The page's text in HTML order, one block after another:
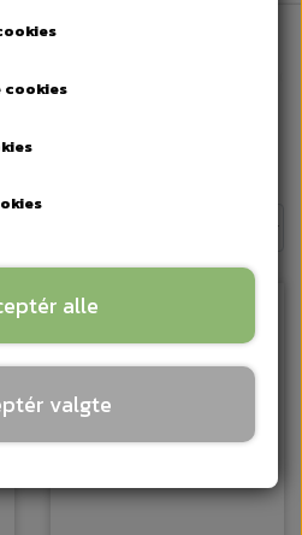
OG TILBEHØR
alle
valgte